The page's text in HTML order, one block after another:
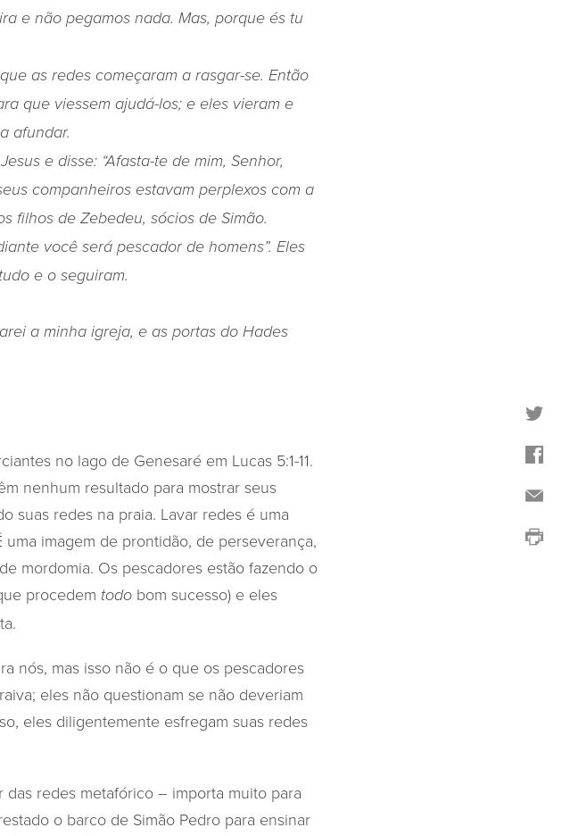
e não pegamos nada. Mas, porque és tu
as redes começaram a rasgar-se. Então
que viessem ajudá-los; e eles vieram e
afundar.
e disse: “Afasta-te de mim, Senhor,
companheiros estavam perplexos com a
filhos de Zebedeu, sócios de Simão.
você será pescador de homens”. Eles
e o seguiram.
a minha igreja, e as portas do Hades
no lago de Genesaré em Lucas 5:1-11.
nenhum resultado para mostrar seus
suas redes na praia. Lavar redes é uma
imagem de prontidão, de perseverança,
mordomia. Os pescadores estão fazendo o
procedem todo bom sucesso) e eles
nós, mas isso não é o que os pescadores
eles não questionam se não deveriam
eles diligentemente esfregam suas redes
redes metafórico – importa muito para
o barco de Simão Pedro para ensinar